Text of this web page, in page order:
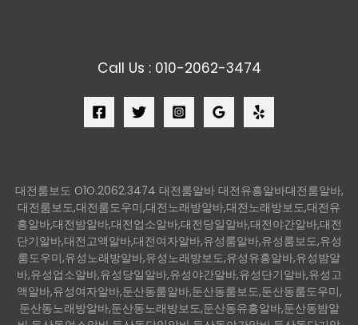
Call Us : 010-2062-3474
대전룸보도 O1O.2062.3474 대전룸알바 대전유흥알바대전룸알바,
대전룸보도,대전룸도우미,대전노래방알바,대전노래방보도,대전유
흥알바,대전밤알바,대전업소알바,대전당일알바,대전야간알바,대전
단기알바,대전고액알바,대전여자알바,유성룸알바,유성룸보도,유성
룸도우미,유성노래방알바,유성노래방보도,유성유흥알바,유성밤알
바,유성업소알바,유성당일알바,유성야간알바,유성단기알바,유성고
액알바,유성여자알바,둔산동룸알바,둔산동룸보도,둔산동룸도우미,
둔산동노래방알바,둔산동노래방보도,둔산동유흥알바,둔산동밤알